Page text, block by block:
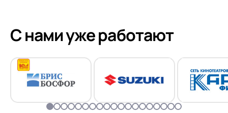
С нами уже работают